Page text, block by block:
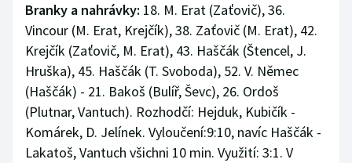
Branky a nahrávky: 18. M. Erat (Zaťovič), 36.
Vincour (M. Erat, Krejčík), 38. Zaťovič (M. Erat), 42.
Krejčík (Zaťovič, M. Erat), 43. Haščák (Štencel, J.
Hruška), 45. Haščák (T. Svoboda), 52. V. Němec
(Haščák) - 21. Bakoš (Bulíř, Ševc), 26. Ordoš
(Plutnar, Vantuch). Rozhodčí: Hejduk, Kubičík -
Komárek, D. Jelínek. Vyloučení:9:10, navíc Haščák -
Lakatoš, Vantuch všichni 10 min. Využití: 3:1. V